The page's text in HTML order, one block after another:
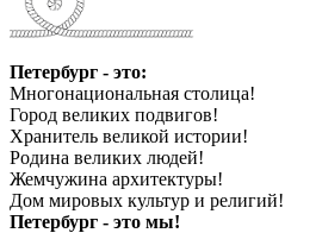
Петербург - это:
Многонациональная столица!
Город великих подвигов!
Хранитель великой истории!
Родина великих людей!
Жемчужина архитектуры!
Дом мировых культур и религий!
Петербург - это мы!